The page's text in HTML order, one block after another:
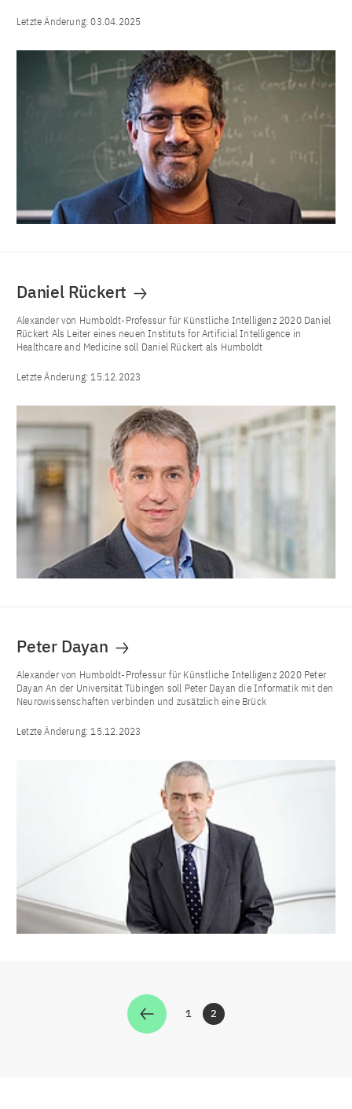
Letzte Änderung:03.04.2025
Daniel Rückert
Alexander von Humboldt-Professur für Künstliche Intelligenz 2020 Daniel
Rückert Als Leiter eines neuen Instituts for Artificial Intelligence in
Healthcare and Medicine soll Daniel Rückert als Humboldt
Letzte Änderung:15.12.2023
Peter Dayan
Alexander von Humboldt-Professur für Künstliche Intelligenz 2020 Peter
Dayan An der Universität Tübingen soll Peter Dayan die Informatik mit den
Neurowissenschaften verbinden und zusätzlich eine Brück
Letzte Änderung:15.12.2023
Zur Seite
1 Zur Seite
2